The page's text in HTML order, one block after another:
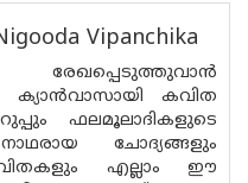
Vipanchika
കവിത
ഫലമൂലാദികളുടെ
ചോദ്യങ്ങളും
എല്ലാം ഈ